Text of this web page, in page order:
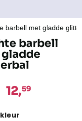
barbell met gladde
barbell
12,59